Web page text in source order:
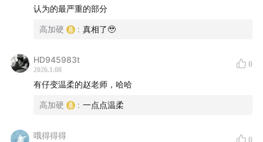
🔍更多风水视频科普干货！请关注：
@高加硬—— 2021-2023.7 前的科普视频在此
认为的最严重的部分
高加硬 : 真相了🥹
HD945983t
2026.1.08
0
有仔变温柔的赵老师，哈哈
高加硬 : 一点点温柔
哦得得得 0